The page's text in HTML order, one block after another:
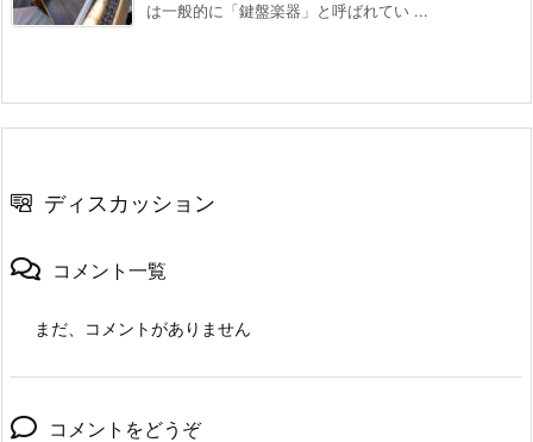
は一般的に「鍵盤楽器」と呼ばれてい ...
ディスカッション
コメント一覧
まだ、コメントがありません
コメントをどうぞ